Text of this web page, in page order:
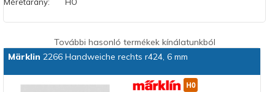
További hasonló termékek kínálatunkból
Märklin 2266 Handweiche rechts r424, 6 mm